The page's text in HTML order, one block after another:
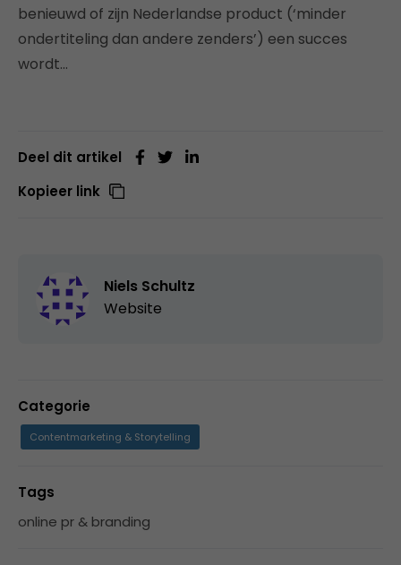
benieuwd of zijn Nederlandse product (‘minder
ondertiteling dan andere zenders’) een succes
wordt…
Deel dit artikel
Kopieer link
Niels Schultz
Website
Categorie
Contentmarketing & Storytelling
Tags
online pr & branding